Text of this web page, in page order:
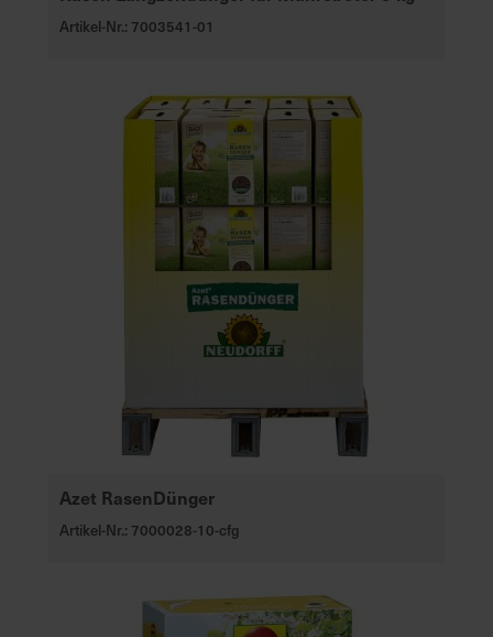
Artikel-Nr.: 7003541-01
Azet RasenDünger
Artikel-Nr.: 7000028-10-cfg